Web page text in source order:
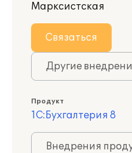
Марксистская
Связаться
Другие
Продукт
1С:Бухгалтерия 8
Внедрения